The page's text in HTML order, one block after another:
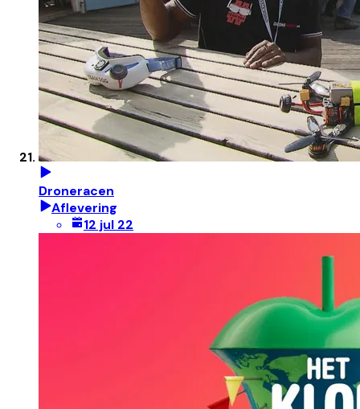
Droneracen
Aflevering
12 jul 22